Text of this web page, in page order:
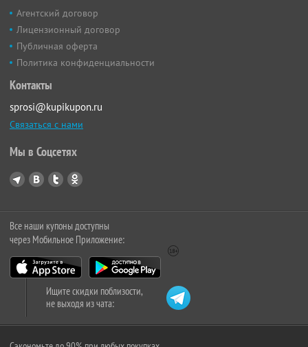
Агентский договор
Лицензионный договор
Публичная оферта
Политика конфиденциальности
Контакты
sprosi@kupikupon.ru
Связаться с нами
Мы в Соцсетях
Все наши купоны доступны
через Мобильное Приложение:
Ищите скидки поблизости,
не выходя из чата: